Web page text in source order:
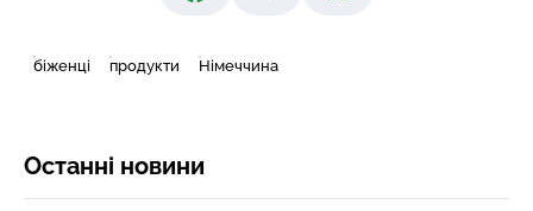
біженці продукти Німеччина
Останні новини